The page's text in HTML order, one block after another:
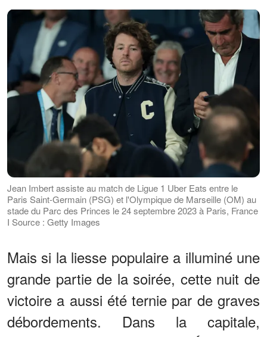
Jean Imbert assiste au match de Ligue 1 Uber Eats entre le
Paris Saint-Germain (PSG) et l'Olympique de Marseille (OM) au
stade du Parc des Princes le 24 septembre 2023 à Paris, France
I Source : Getty Images
Mais si la liesse populaire a illuminé une
grande partie de la soirée, cette nuit de
victoire a aussi été ternie par de graves
débordements. Dans la capitale,